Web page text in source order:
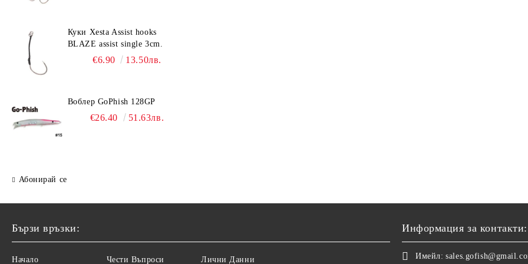
Куки Xesta Assist hooks
BLAZE assist single 3cm.
€6.90 13.50лв.
Воблер GoPhish 128GP
€26.40 51.63лв.
Абонирай се
Бързи връзки:
Начало Чести Въпроси Лични Данни
Информация за контакти:
Имейл: